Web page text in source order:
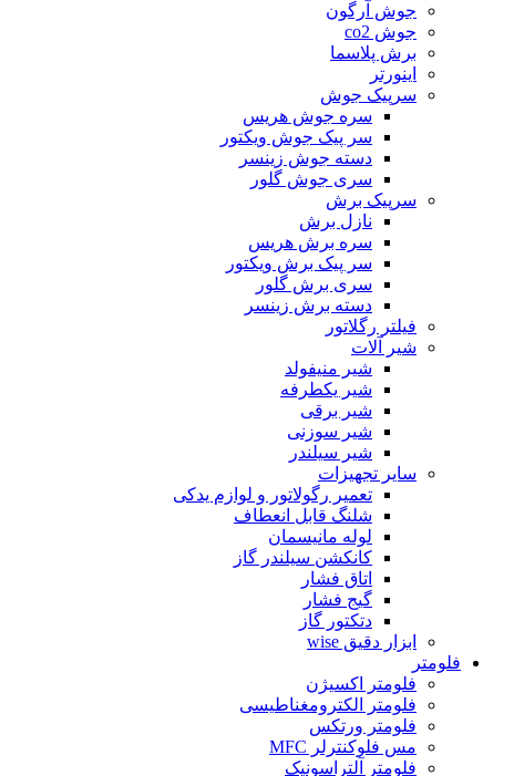
جوش آرگون
جوش co2
برش پلاسما
اینورتر
سرپیک جوش
سره جوش هریس
سر پیک جوش ویکتور
دسته جوش زینسر
سری جوش گلور
سرپیک برش
نازل برش
سره برش هریس
سر پیک برش ویکتور
سری برش گلور
دسته برش زینسر
فیلتر رگلاتور
شیر آلات
شیر منیفولد
شیر یکطرفه
شیر برقی
شیر سوزنی
شیر سیلندر
سایر تجهیزات
تعمیر رگولاتور و لوازم یدکی
شلنگ قابل انعطاف
لوله مانیسمان
کانکشن سیلندر گاز
اتاق فشار
گیج فشار
دتکتور گاز
ابزار دقیق wise
فلومتر
فلومتر اکسیژن
فلومتر الکترومغناطیسی
فلومتر ورتکس
مس فلوکنترلر MFC
فلومتر آلتراسونیک